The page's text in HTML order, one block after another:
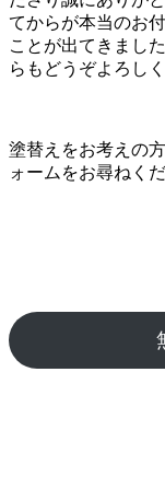
てからが本当のお
ことが出てきまし
らもどうぞよろし
塗替えをお考えの
ォームをお尋ねくだ